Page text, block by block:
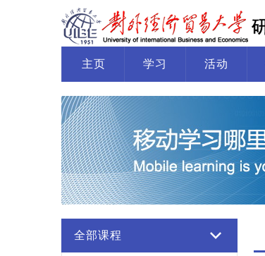
主页 学习 活动
全部课程